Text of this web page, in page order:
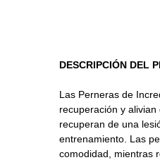
DESCRIPCIÓN DEL
Las Perneras de
recuperación y
recuperan de una
entrenamiento. Las
comodidad, mientras